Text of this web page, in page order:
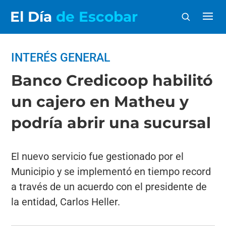
El Día de Escobar
INTERÉS GENERAL
Banco Credicoop habilitó
un cajero en Matheu y
podría abrir una sucursal
El nuevo servicio fue gestionado por el
Municipio y se implementó en tiempo record
a través de un acuerdo con el presidente de
la entidad, Carlos Heller.